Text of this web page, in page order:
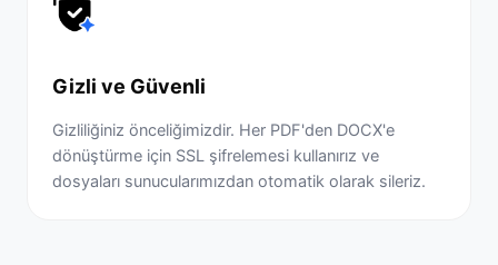
Gizli ve Güvenli
Gizliliğiniz önceliğimizdir. Her PDF'den DOCX'e
dönüştürme için SSL şifrelemesi kullanırız ve
dosyaları sunucularımızdan otomatik olarak sileriz.